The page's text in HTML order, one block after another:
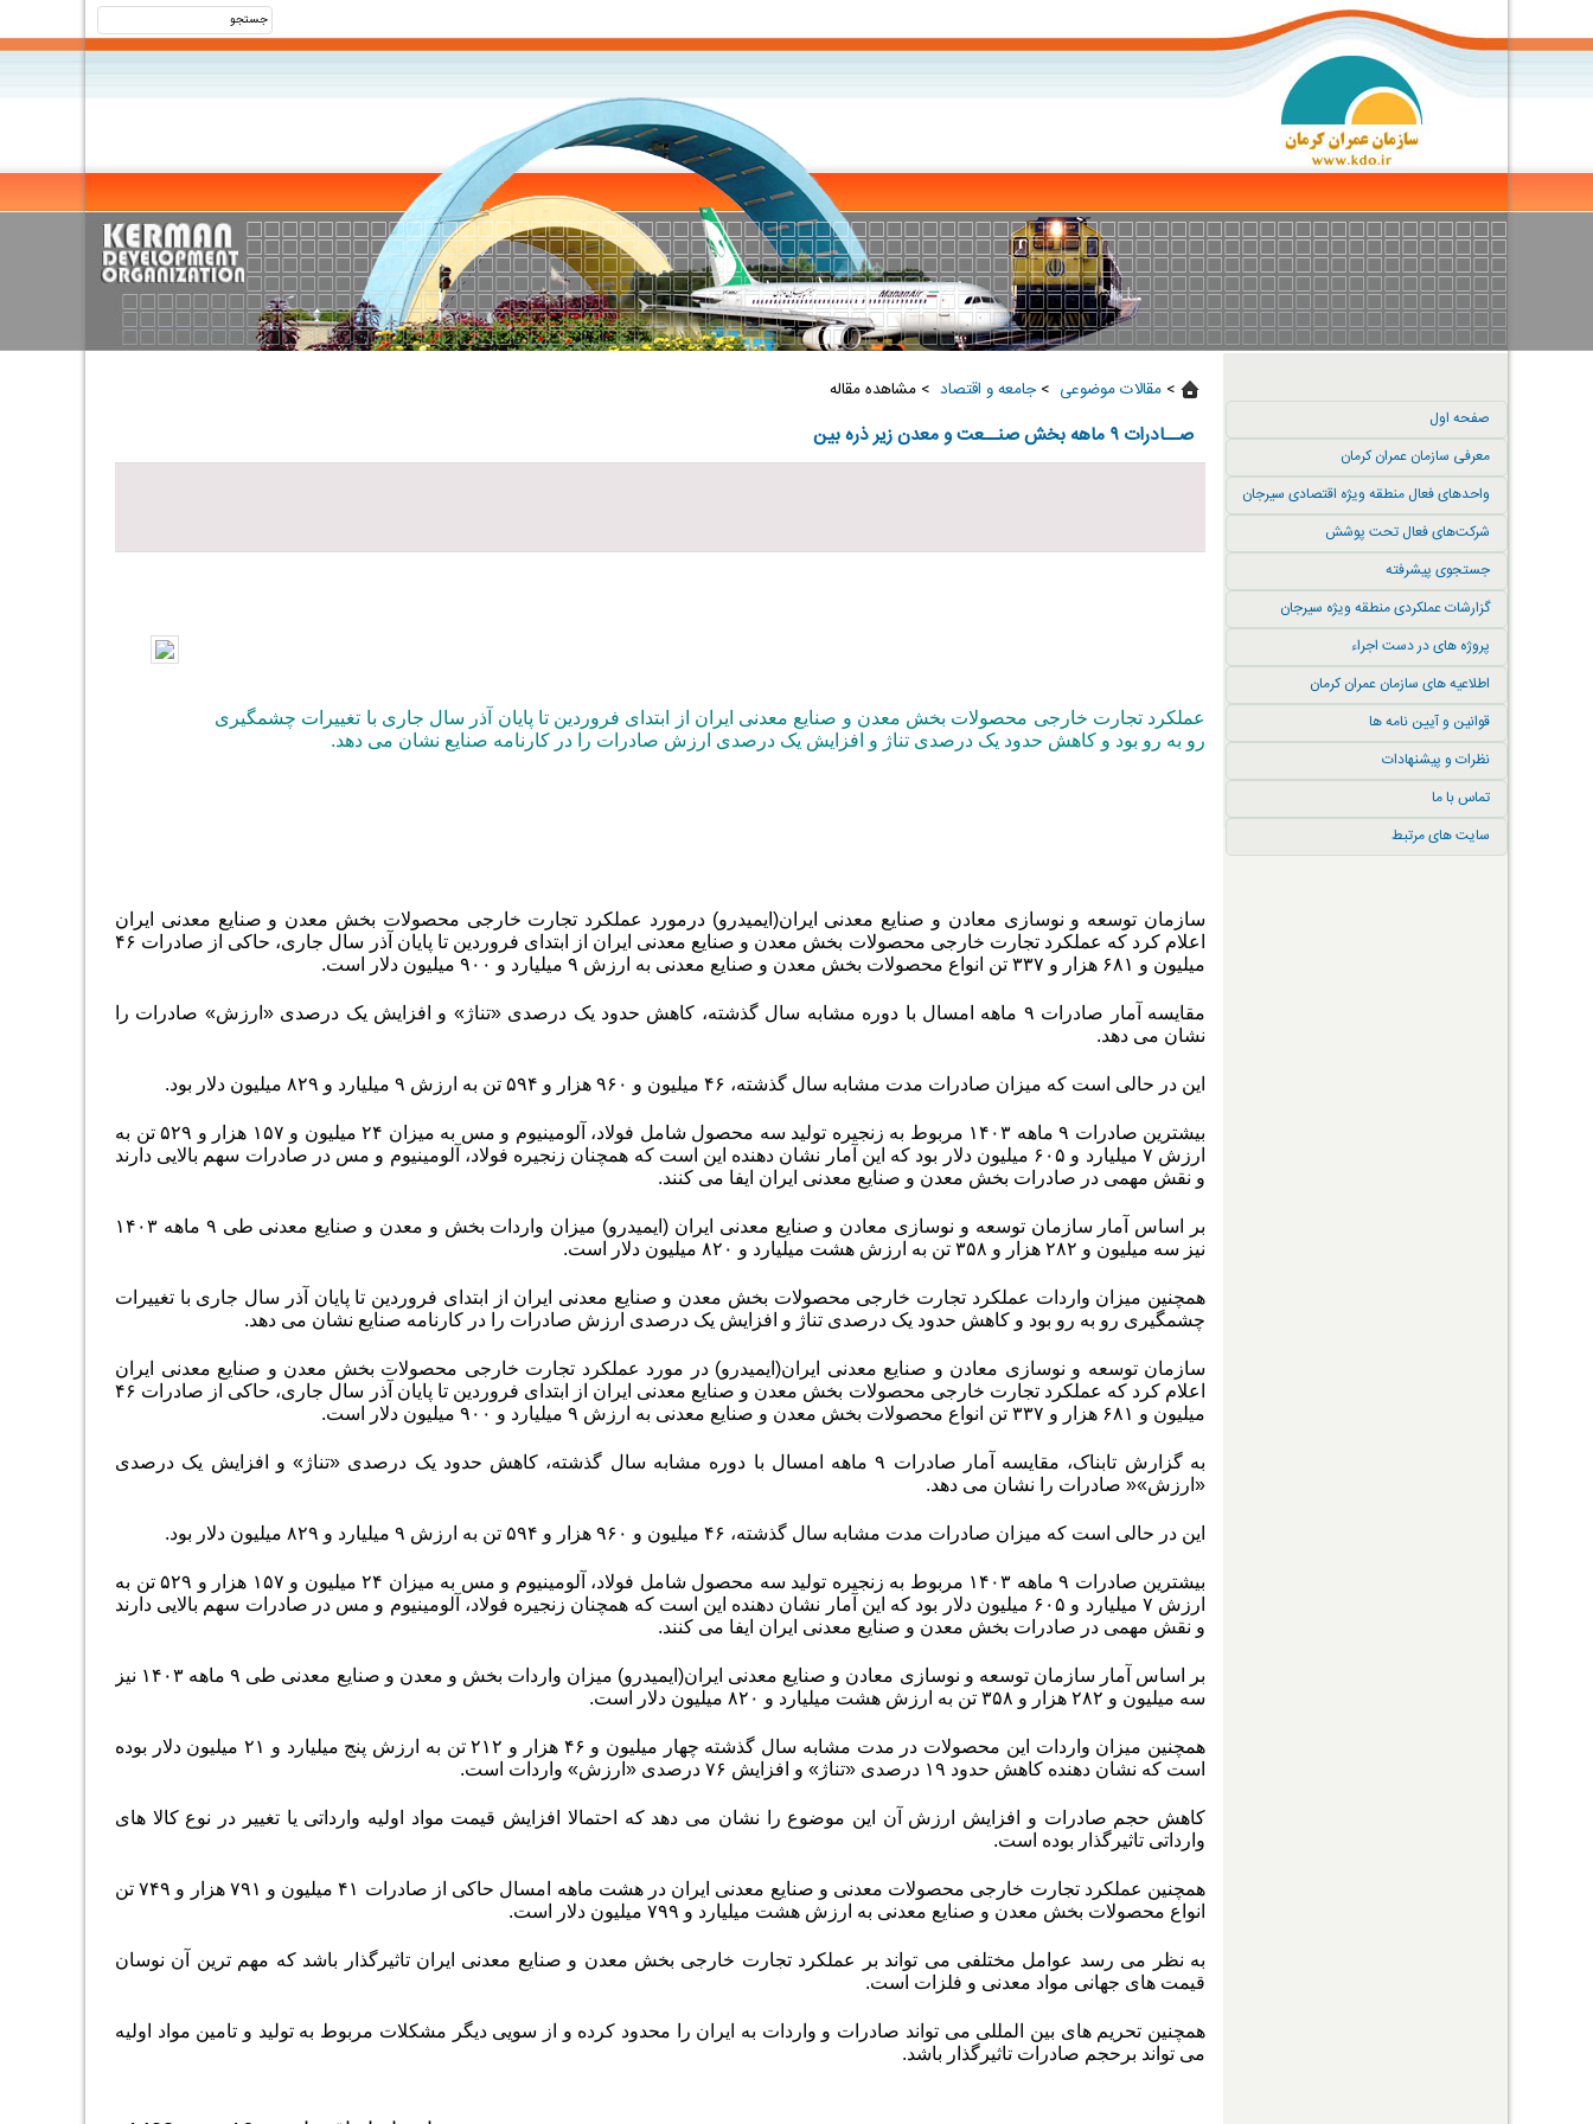
صفحه اول
معرفی سازمان عمران کرمان
واحدهای فعال منطقه ویژه اقتصادی سیرجان
شرکت‌های فعال تحت پوشش
جستجوی پیشرفته
گزارشات عملکردی منطقه ویژه سیرجان
پروژه های در دست اجراء
اطلاعیه های سازمان عمران کرمان
قوانین و آیین نامه ها
نظرات و پیشنهادات
تماس با ما
سایت های مرتبط
> مقالات موضوعی ‏ > جامعه و اقتصاد ‏ > مشاهده مقاله
صــادرات ۹ ماهه بخش صنــعت و معدن زیر ذره بین
عملکرد تجارت خارجی محصولات بخش معدن و صنایع معدنی ایران از ابتدای فروردین تا پایان آذر سال جاری با تغییرات چشمگیری
رو به رو بود و کاهش حدود یک درصدی تناژ و افزایش یک درصدی ارزش صادرات را در کارنامه صنایع نشان می دهد.
سازمان توسعه و نوسازی معادن و صنایع معدنی ایران(ایمیدرو) درمورد عملکرد تجارت خارجی محصولات بخش معدن و صنایع معدنی ایران
اعلام کرد که عملکرد تجارت خارجی محصولات بخش معدن و صنایع معدنی ایران از ابتدای فروردین تا پایان آذر سال جاری، حاکی از صادرات ۴۶
میلیون و ۶۸۱ هزار و ۳۳۷ تن انواع محصولات بخش معدن و صنایع معدنی به ارزش ۹ میلیارد و ۹۰۰ میلیون دلار است.
مقایسه آمار صادرات ۹ ماهه امسال با دوره مشابه سال گذشته، کاهش حدود یک درصدی «تناژ» و افزایش یک درصدی «ارزش» صادرات را
نشان می دهد.
این در حالی است که میزان صادرات مدت مشابه سال گذشته، ۴۶ میلیون و ۹۶۰ هزار و ۵۹۴ تن به ارزش ۹ میلیارد و ۸۲۹ میلیون دلار بود.
بیشترین صادرات ۹ ماهه ۱۴۰۳ مربوط به زنجیره تولید سه محصول شامل فولاد، آلومینیوم و مس به میزان ۲۴ میلیون و ۱۵۷ هزار و ۵۲۹ تن به
ارزش ۷ میلیارد و ۶۰۵ میلیون دلار بود که این آمار نشان دهنده این است که همچنان زنجیره فولاد، آلومینیوم و مس در صادرات سهم بالایی دارند
و نقش مهمی در صادرات بخش معدن و صنایع معدنی ایران ایفا می کنند.
بر اساس آمار سازمان توسعه و نوسازی معادن و صنایع معدنی ایران (ایمیدرو) میزان واردات بخش و معدن و صنایع معدنی طی ۹ ماهه ۱۴۰۳
نیز سه میلیون و ۲۸۲ هزار و ۳۵۸ تن به ارزش هشت میلیارد و ۸۲۰ میلیون دلار است.
همچنین میزان واردات عملکرد تجارت خارجی محصولات بخش معدن و صنایع معدنی ایران از ابتدای فروردین تا پایان آذر سال جاری با تغییرات
چشمگیری رو به رو بود و کاهش حدود یک درصدی تناژ و افزایش یک درصدی ارزش صادرات را در کارنامه صنایع نشان می دهد.
سازمان توسعه و نوسازی معادن و صنایع معدنی ایران(ایمیدرو) در مورد عملکرد تجارت خارجی محصولات بخش معدن و صنایع معدنی ایران
اعلام کرد که عملکرد تجارت خارجی محصولات بخش معدن و صنایع معدنی ایران از ابتدای فروردین تا پایان آذر سال جاری، حاکی از صادرات ۴۶
میلیون و ۶۸۱ هزار و ۳۳۷ تن انواع محصولات بخش معدن و صنایع معدنی به ارزش ۹ میلیارد و ۹۰۰ میلیون دلار است.
به گزارش تابناک، مقایسه آمار صادرات ۹ ماهه امسال با دوره مشابه سال گذشته، کاهش حدود یک درصدی «تناژ» و افزایش یک درصدی
«ارزش»« صادرات را نشان می دهد.
این در حالی است که میزان صادرات مدت مشابه سال گذشته، ۴۶ میلیون و ۹۶۰ هزار و ۵۹۴ تن به ارزش ۹ میلیارد و ۸۲۹ میلیون دلار بود.
بیشترین صادرات ۹ ماهه ۱۴۰۳ مربوط به زنجیره تولید سه محصول شامل فولاد، آلومینیوم و مس به میزان ۲۴ میلیون و ۱۵۷ هزار و ۵۲۹ تن به
ارزش ۷ میلیارد و ۶۰۵ میلیون دلار بود که این آمار نشان دهنده این است که همچنان زنجیره فولاد، آلومینیوم و مس در صادرات سهم بالایی دارند
و نقش مهمی در صادرات بخش معدن و صنایع معدنی ایران ایفا می کنند.
بر اساس آمار سازمان توسعه و نوسازی معادن و صنایع معدنی ایران(ایمیدرو) میزان واردات بخش و معدن و صنایع معدنی طی ۹ ماهه ۱۴۰۳ نیز
سه میلیون و ۲۸۲ هزار و ۳۵۸ تن به ارزش هشت میلیارد و ۸۲۰ میلیون دلار است.
همچنین میزان واردات این محصولات در مدت مشابه سال گذشته چهار میلیون و ۴۶ هزار و ۲۱۲ تن به ارزش پنج میلیارد و ۲۱ میلیون دلار بوده
است که نشان دهنده کاهش حدود ۱۹ درصدی «تناژ» و افزایش ۷۶ درصدی «ارزش» واردات است.
کاهش حجم صادرات و افزایش ارزش آن این موضوع را نشان می دهد که احتمالا افزایش قیمت مواد اولیه وارداتی یا تغییر در نوع کالا های
وارداتی تاثیرگذار بوده است.
همچنین عملکرد تجارت خارجی محصولات معدنی و صنایع معدنی ایران در هشت ماهه امسال حاکی از صادرات ۴۱ میلیون و ۷۹۱ هزار و ۷۴۹ تن
انواع محصولات بخش معدن و صنایع معدنی به ارزش هشت میلیارد و ۷۹۹ میلیون دلار است.
به نظر می رسد عوامل مختلفی می تواند بر عملکرد تجارت خارجی بخش معدن و صنایع معدنی ایران تاثیرگذار باشد که مهم ترین آن نوسان
قیمت های جهانی مواد معدنی و فلزات است.
همچنین تحریم های بین المللی می تواند صادرات و واردات به ایران را محدود کرده و از سویی دیگر مشکلات مربوط به تولید و تامین مواد اولیه
می تواند برحجم صادرات تاثیرگذار باشد.